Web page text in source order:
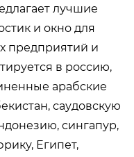
лучшие
и окно для
предприятий и
в россию,
арабские
саудовскую
сингапур,
Египет,